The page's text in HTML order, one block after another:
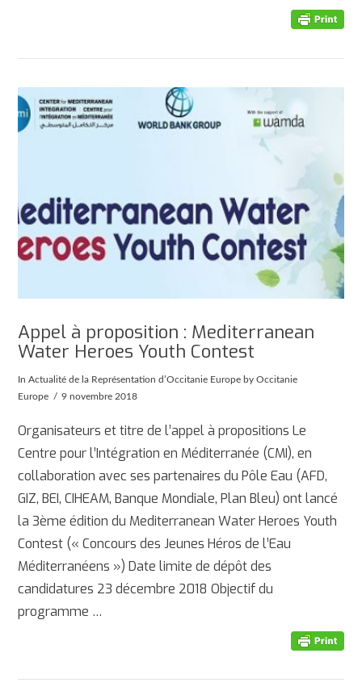
Appel à proposition : Mediterranean
Water Heroes Youth Contest
InActualité de la Représentation d’Occitanie Europe by Occitanie
Europe
9 novembre 2018
Organisateurs et titre de l’appel à propositions Le
Centre pour l’Intégration en Méditerranée (CMI), en
collaboration avec ses partenaires du Pôle Eau (AFD,
GIZ, BEI, CIHEAM, Banque Mondiale, Plan Bleu) ont lancé
la 3ème édition du Mediterranean Water Heroes Youth
Contest (« Concours des Jeunes Héros de l’Eau
Méditerranéens ») Date limite de dépôt des
candidatures 23 décembre 2018 Objectif du
programme …